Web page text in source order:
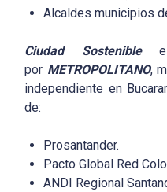
Alcaldes municipios
Ciudad Sosteniblees
por METROPOLITANO,
independiente en
de:
Prosantander.
Pacto Global Red
ANDI Regional